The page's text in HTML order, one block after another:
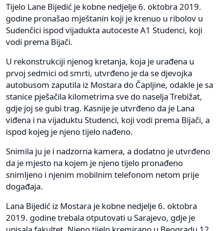
Tijelo Lane Bijedić je kobne nedjelje 6. oktobra 2019.
godine pronašao mještanin koji je krenuo u ribolov u
Sudenčici ispod vijadukta autoceste A1 Studenci, koji
vodi prema Bijači.
U rekonstrukciji njenog kretanja, koja je urađena u
prvoj sedmici od smrti, utvrđeno je da se djevojka
autobusom zaputila iz Mostara do Čapljine, odakle je sa
stanice pješačila kilometrima sve do naselja Trebižat,
gdje joj se gubi trag. Kasnije je utvrđeno da je Lana
viđena i na vijaduktu Studenci, koji vodi prema Bijači, a
ispod kojeg je njeno tijelo nađeno.
Snimila ju je i nadzorna kamera, a dodatno je utvrđeno
da je mjesto na kojem je njeno tijelo pronađeno
snimljeno i njenim mobilnim telefonom netom prije
događaja.
Lana Bijedić iz Mostara je kobne nedjelje 6. oktobra
2019. godine trebala otputovati u Sarajevo, gdje je